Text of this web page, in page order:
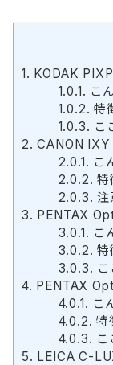
1. KODAK
1.0.1. こ
1.0.2. 特
1.0.3. こ
2. CANON IXY
2.0.1. こ
2.0.2. 特
2.0.3. 注
3. PENTAX
3.0.1. こ
3.0.2. 特
3.0.3.
4. PENTAX
4.0.1. こ
4.0.2. 特
4.0.3. こ
5. LEICA C-